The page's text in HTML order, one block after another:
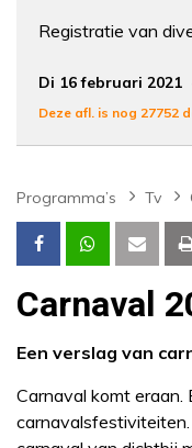
Registratie van
Di 16 februari 2021
Deze afl. is nog 27752
Programma’s Tv
Carnaval
Een verslag van
Carnaval komt